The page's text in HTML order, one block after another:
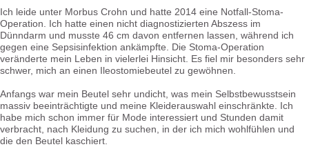
Ich leide unter Morbus Crohn und hatte 2014 eine Notfall-Stoma-
Operation. Ich hatte einen nicht diagnostizierten Abszess im
Dünndarm und musste 46 cm davon entfernen lassen, während ich
gegen eine Sepsisinfektion ankämpfte. Die Stoma-Operation
veränderte mein Leben in vielerlei Hinsicht. Es fiel mir besonders sehr
schwer, mich an einen Ileostomiebeutel zu gewöhnen.
Anfangs war mein Beutel sehr undicht, was mein Selbstbewusstsein
massiv beeinträchtigte und meine Kleiderauswahl einschränkte. Ich
habe mich schon immer für Mode interessiert und Stunden damit
verbracht, nach Kleidung zu suchen, in der ich mich wohlfühlen und
die den Beutel kaschiert.